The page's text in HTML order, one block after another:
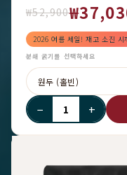
₩52,900
2026 여름 세일! 재고 소진 시
분쇄 굵기를 선택하세요
− +